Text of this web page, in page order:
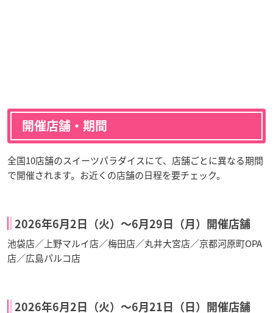
開催店舗・期間
全国10店舗のスイーツパラダイスにて、店舗ごとに異なる期間
で開催されます。お近くの店舗の日程を要チェック。
2026年6月2日（火）〜6月29日（月）開催店舗
池袋店／上野マルイ店／梅田店／丸井大宮店／京都河原町OPA
店／広島パルコ店
2026年6月2日（火）〜6月21日（日）開催店舗